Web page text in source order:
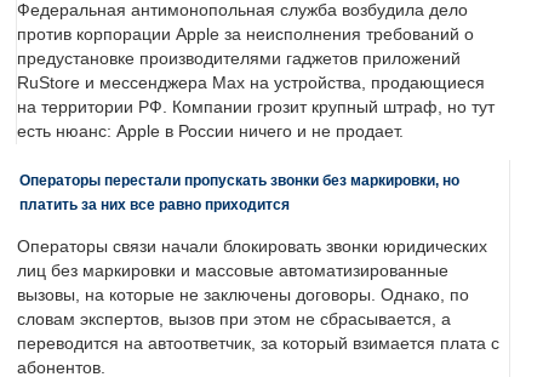
Федеральная антимонопольная служба возбудила дело
против корпорации Apple за неисполнения требований о
предустановке производителями гаджетов приложений
RuStore и мессенджера Max на устройства, продающиеся
на территории РФ. Компании грозит крупный штраф, но тут
есть нюанс: Apple в России ничего и не продает.
Операторы перестали пропускать звонки без маркировки, но
платить за них все равно приходится
Операторы связи начали блокировать звонки юридических
лиц без маркировки и массовые автоматизированные
вызовы, на которые не заключены договоры. Однако, по
словам экспертов, вызов при этом не сбрасывается, а
переводится на автоответчик, за который взимается плата с
абонентов.